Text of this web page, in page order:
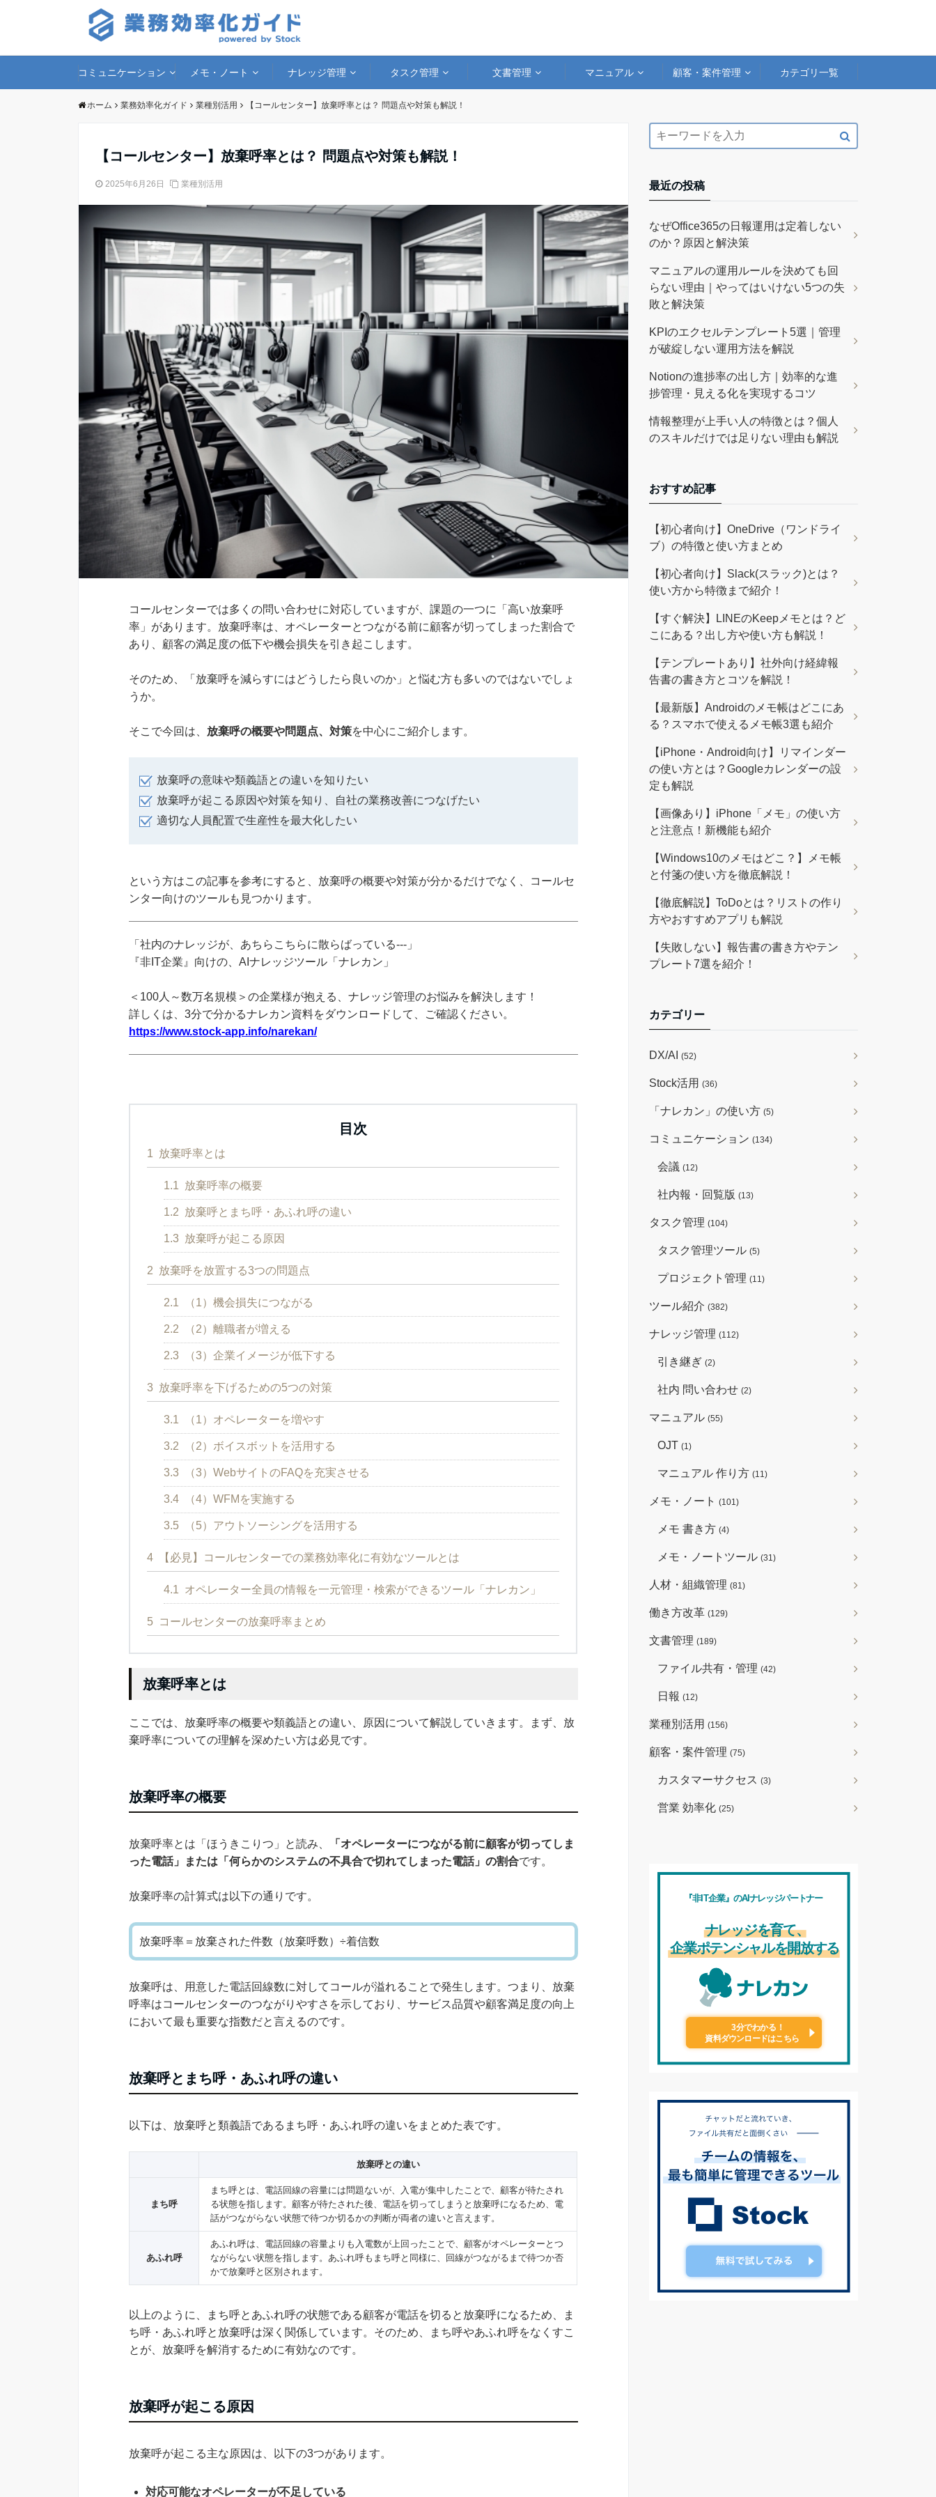
コミュニケーション メモ・ノート ナレッジ管理 タスク管理 文書管理 マニュアル 顧客・案件管理 カテゴリ一覧
ホーム 業務効率化ガイド 業種別活用 【コールセンター】放棄呼率とは？ 問題点や対策も解説！
【コールセンター】放棄呼率とは？ 問題点や対策も解説！
2025年6月26日 業種別活用
コールセンターでは多くの問い合わせに対応していますが、課題の一つに「高い放棄呼
率」があります。放棄呼率は、オペレーターとつながる前に顧客が切ってしまった割合で
あり、顧客の満足度の低下や機会損失を引き起こします。
そのため、「放棄呼を減らすにはどうしたら良いのか」と悩む方も多いのではないでしょ
うか。
そこで今回は、 放棄呼の概要や問題点、対策を中心にご紹介します。
放棄呼の意味や類義語との違いを知りたい
放棄呼が起こる原因や対策を知り、自社の業務改善につなげたい
適切な人員配置で生産性を最大化したい
という方はこの記事を参考にすると、放棄呼の概要や対策が分かるだけでなく、コールセ
ンター向けのツールも見つかります。
「社内のナレッジが、あちらこちらに散らばっている---」
『非IT企業』向けの、AIナレッジツール「ナレカン」
＜100人～数万名規模＞の企業様が抱える、ナレッジ管理のお悩みを解決します！
詳しくは、3分で分かるナレカン資料をダウンロードして、ご確認ください。
https://www.stock-app.info/narekan/
目次
1 放棄呼率とは
1.1 放棄呼率の概要
1.2 放棄呼とまち呼・あふれ呼の違い
1.3 放棄呼が起こる原因
2 放棄呼を放置する3つの問題点
2.1 （1）機会損失につながる
2.2 （2）離職者が増える
2.3 （3）企業イメージが低下する
3 放棄呼率を下げるための5つの対策
3.1 （1）オペレーターを増やす
3.2 （2）ボイスボットを活用する
3.3 （3）WebサイトのFAQを充実させる
3.4 （4）WFMを実施する
3.5 （5）アウトソーシングを活用する
4 【必見】コールセンターでの業務効率化に有効なツールとは
4.1 オペレーター全員の情報を一元管理・検索ができるツール「ナレカン」
5 コールセンターの放棄呼率まとめ
放棄呼率とは
ここでは、放棄呼率の概要や類義語との違い、原因について解説していきます。まず、放
棄呼率についての理解を深めたい方は必見です。
放棄呼率の概要
放棄呼率とは「ほうきこりつ」と読み、
「オペレーターにつながる前に顧客が切ってしま
った電話」または「何らかのシステムの不具合で切れてしまった電話」の割合です。
放棄呼率の計算式は以下の通りです。
放棄呼率＝放棄された件数（放棄呼数）÷着信数
放棄呼は、用意した電話回線数に対してコールが溢れることで発生します。つまり、放棄
呼率はコールセンターのつながりやすさを示しており、サービス品質や顧客満足度の向上
において最も重要な指数だと言えるのです。
放棄呼とまち呼・あふれ呼の違い
以下は、放棄呼と類義語であるまち呼・あふれ呼の違いをまとめた表です。
放棄呼との違い
まち呼
まち呼とは、電話回線の容量には問題ないが、入電が集中したことで、顧客が待たされ
る状態を指します。顧客が待たされた後、電話を切ってしまうと放棄呼になるため、電
話がつながらない状態で待つか切るかの判断が両者の違いと言えます。
あふれ呼
あふれ呼は、電話回線の容量よりも入電数が上回ったことで、顧客がオペレーターとつ
ながらない状態を指します。あふれ呼もまち呼と同様に、回線がつながるまで待つか否
かで放棄呼と区別されます。
以上のように、まち呼とあふれ呼の状態である顧客が電話を切ると放棄呼になるため、ま
ち呼・あふれ呼と放棄呼は深く関係しています。そのため、まち呼やあふれ呼をなくすこ
とが、放棄呼を解消するために有効なのです。
放棄呼が起こる原因
放棄呼が起こる主な原因は、以下の3つがあります。
対応可能なオペレーターが不足している
最近の投稿
なぜOffice365の日報運用は定着しない
のか？原因と解決策
マニュアルの運用ルールを決めても回
らない理由｜やってはいけない5つの失
敗と解決策
KPIのエクセルテンプレート5選｜管理
が破綻しない運用方法を解説
Notionの進捗率の出し方｜効率的な進
捗管理・見える化を実現するコツ
情報整理が上手い人の特徴とは？個人
のスキルだけでは足りない理由も解説
おすすめ記事
【初心者向け】OneDrive（ワンドライ
ブ）の特徴と使い方まとめ
【初心者向け】Slack(スラック)とは？
使い方から特徴まで紹介！
【すぐ解決】LINEのKeepメモとは？ど
こにある？出し方や使い方も解説！
【テンプレートあり】社外向け経緯報
告書の書き方とコツを解説！
【最新版】Androidのメモ帳はどこにあ
る？スマホで使えるメモ帳3選も紹介
【iPhone・Android向け】リマインダー
の使い方とは？Googleカレンダーの設
定も解説
【画像あり】iPhone「メモ」の使い方
と注意点！新機能も紹介
【Windows10のメモはどこ？】メモ帳
と付箋の使い方を徹底解説！
【徹底解説】ToDoとは？リストの作り
方やおすすめアプリも解説
【失敗しない】報告書の書き方やテン
プレート7選を紹介！
カテゴリー
DX/AI (52)
Stock活用 (36)
「ナレカン」の使い方 (5)
コミュニケーション (134)
会議 (12)
社内報・回覧版 (13)
タスク管理 (104)
タスク管理ツール (5)
プロジェクト管理 (11)
ツール紹介 (382)
ナレッジ管理 (112)
引き継ぎ (2)
社内 問い合わせ (2)
マニュアル (55)
OJT (1)
マニュアル 作り方 (11)
メモ・ノート (101)
メモ 書き方 (4)
メモ・ノートツール (31)
人材・組織管理 (81)
働き方改革 (129)
文書管理 (189)
ファイル共有・管理 (42)
日報 (12)
業種別活用 (156)
顧客・案件管理 (75)
カスタマーサクセス (3)
営業 効率化 (25)